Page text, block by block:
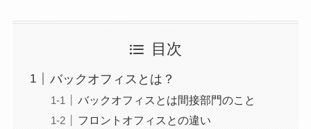
目次
バックオフィスとは？
バックオフィスとは間接部門のこと
フロントオフィスとの違い